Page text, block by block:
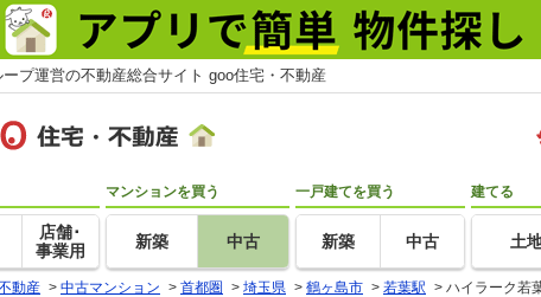
ープ運営の不動産総合サイト goo住宅・不動産
店舗･
事業用
マンションを買う
新築 中古
一戸建てを買う
新築 中古
建てる
土
動産 > 中古マンション > 首都圏 > 埼玉県 > 鶴ヶ島市 > 若葉駅 > ハイラーク若